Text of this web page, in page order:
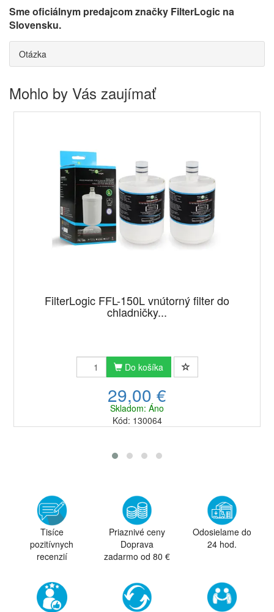
Sme oficiálnym predajcom značky FilterLogic na
Slovensku.
Otázka
Mohlo by Vás zaujímať
FilterLogic FFL-150L vnútorný filter do
chladničky...
Do košíka
29,00 €
Skladom: Áno
Kód: 130064
Tisíce
pozitívnych
recenzií
Priaznivé ceny
Doprava
zadarmo od 80 €
Odosielame do
24 hod.